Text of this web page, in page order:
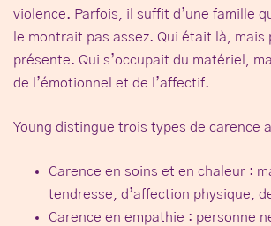
violence. Parfois, il suffit d’une famille
le montrait pas assez. Qui était là, mais
présente. Qui s’occupait du matériel,
de l’émotionnel et de l’affectif.
Young distingue trois types de carence
Carence en soins et en chaleur :
tendresse, d’affection physique,
Carence en empathie : personne